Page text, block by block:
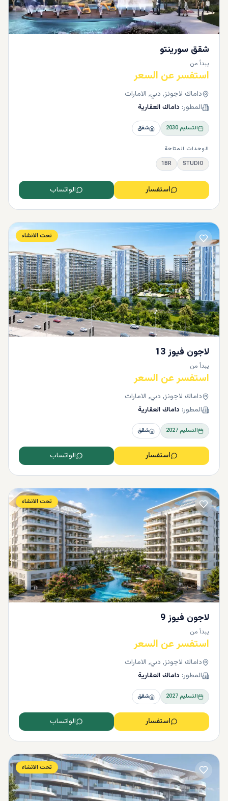
شقق سورينتو
يبدأ من
استفسر عن السعر
داماك لاجونز, دبي, الامارات
المطور: داماك العقارية
التسليم2030 شقق
الوحدات المتاحة
STUDIO
1BR
استفسار الواتساب
تحت الانشاء
لاجون فيوز 13
يبدأ من
استفسر عن السعر
داماك لاجونز, دبي, الامارات
المطور: داماك العقارية
التسليم2027 شقق
استفسار الواتساب
تحت الانشاء
لاجون فيوز 9
يبدأ من
استفسر عن السعر
داماك لاجونز, دبي, الامارات
المطور: داماك العقارية
التسليم2027 شقق
استفسار الواتساب
تحت الانشاء